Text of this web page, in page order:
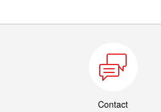
Contact